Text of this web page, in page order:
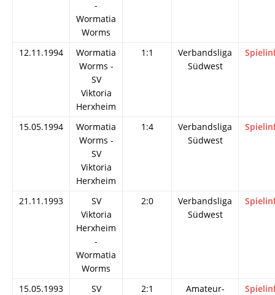
-
Wormatia
Worms
12.11.1994
Wormatia
Worms -
SV
Viktoria
Herxheim
1:1
Verbandsliga
Südwest
15.05.1994
Wormatia
Worms -
SV
Viktoria
Herxheim
1:4
Verbandsliga
Südwest
21.11.1993
SV
Viktoria
Herxheim
-
Wormatia
Worms
2:0
Verbandsliga
Südwest
15.05.1993
SV
2:1
Amateur-